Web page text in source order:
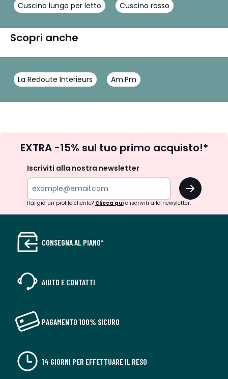
Cuscino lungo per letto Cuscino rosso
Scopri anche
La Redoute Interieurs Am.Pm
newsletter
EXTRA -15% sul tuo primo acquisto!*
Iscriviti alla nostra newsletter
OK
Hai già un profilo cliente? Clicca quie iscriviti alla newsletter.
CONSEGNA AL PIANO*
AIUTO E CONTATTI
PAGAMENTO 100% SICURO
14 GIORNI PER EFFETTUARE IL RESO